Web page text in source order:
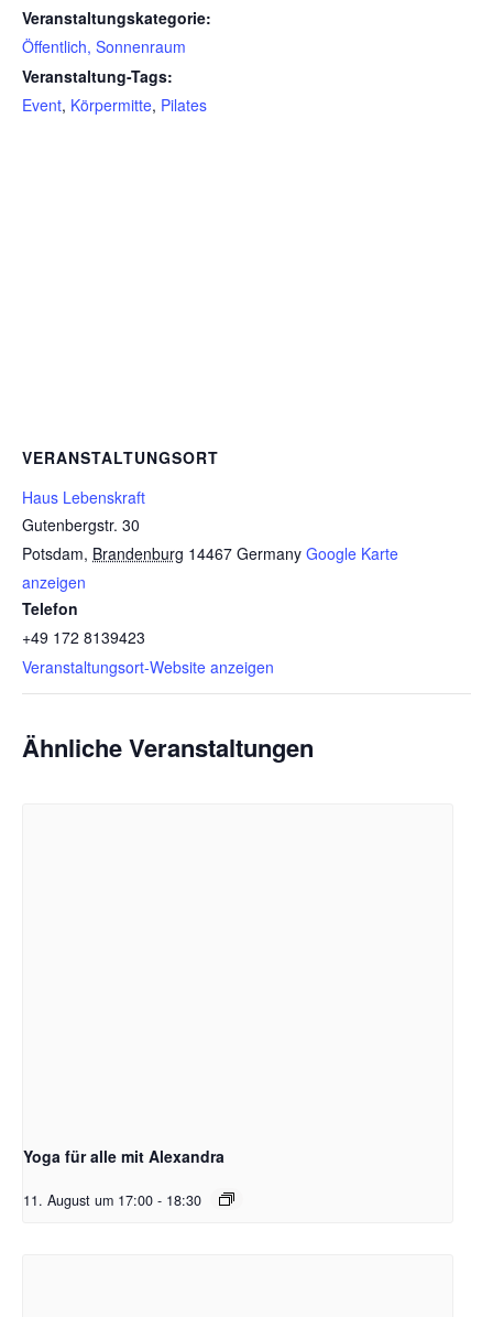
Veranstaltungskategorie:
Öffentlich, Sonnenraum
Veranstaltung-Tags:
Event, Körpermitte, Pilates
VERANSTALTUNGSORT
Haus Lebenskraft
Gutenbergstr. 30
Potsdam, Brandenburg 14467 Germany Google Karte
anzeigen
Telefon
+49 172 8139423
Veranstaltungsort-Website anzeigen
Ähnliche Veranstaltungen
Yoga für alle mit Alexandra
11. August um 17:00 - 18:30